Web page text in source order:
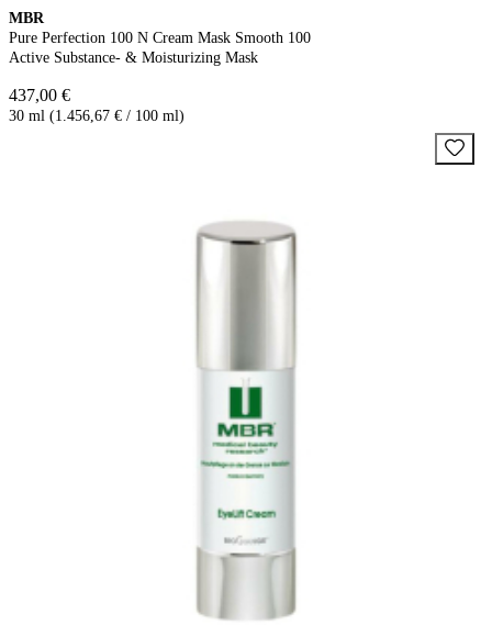
MBR
Pure Perfection 100 N Cream Mask Smooth 100
Active Substance- & Moisturizing Mask
437,00 €
30 ml (1.456,67 € / 100 ml)